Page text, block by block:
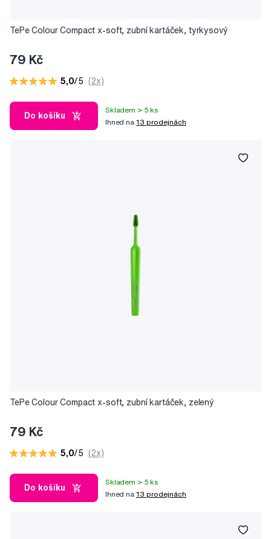
TePe Colour Compact x-soft, zubní kartáček, tyrkysový
79 Kč
5,0/5 (2x)
Do košíku
Skladem > 5 ks
Ihned na 13 prodejnách
TePe Colour Compact x-soft, zubní kartáček, zelený
79 Kč
5,0/5 (2x)
Do košíku
Skladem > 5 ks
Ihned na 13 prodejnách